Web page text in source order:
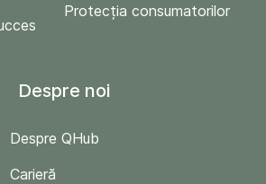
Protecția consumatorilor
Despre noi
Despre QHub
Carieră